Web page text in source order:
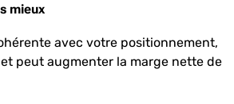
mieux
avec votre positionnement,
peut augmenter la marge nette de